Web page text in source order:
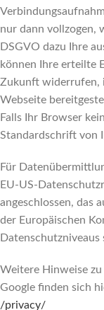
nur dann vollzogen,
DSGVO dazu Ihre
können Ihre erteilte
Zukunft widerrufen,
Webseite
Falls Ihr Browser
Standardschrift von
Für
EU-US-
angeschlossen, das
der Europäischen
Datenschutzniveaus
Weitere Hinweise
Google finden sich
/privacy/